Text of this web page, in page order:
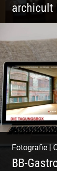
archicult
Wasser
Fotografie|
BB-